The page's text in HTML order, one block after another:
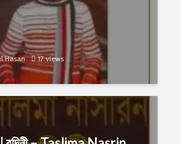
Hasan 17 views